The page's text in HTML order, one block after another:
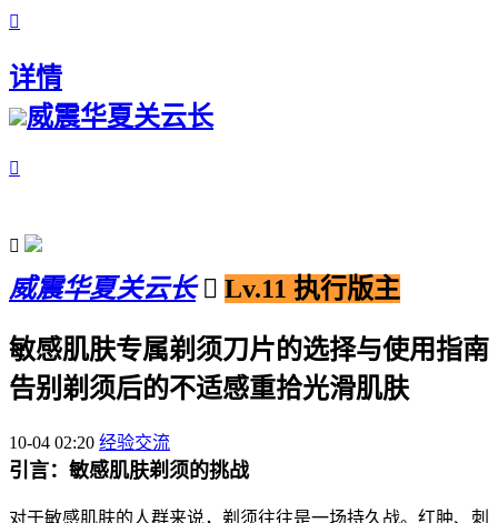

详情
威震华夏关云长


威震华夏关云长  Lv.11 执行版主
敏感肌肤专属剃须刀片的选择与使用指南
告别剃须后的不适感重拾光滑肌肤
10-04 02:20 经验交流
引言：敏感肌肤剃须的挑战
对于敏感肌肤的人群来说，剃须往往是一场持久战。红肿、刺